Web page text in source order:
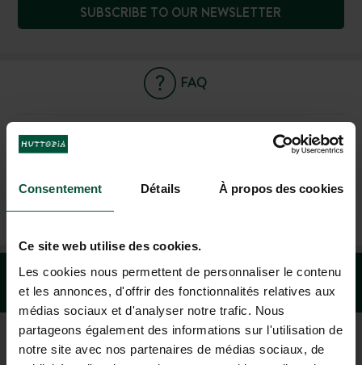
Consentement Détails À propos des cookies
Ce site web utilise des cookies.
Les cookies nous permettent de personnaliser le contenu
et les annonces, d'offrir des fonctionnalités relatives aux
médias sociaux et d'analyser notre trafic. Nous
partageons également des informations sur l'utilisation de
notre site avec nos partenaires de médias sociaux, de
SUBSCRIBE TO OUR NEWSLETTER
FAQ